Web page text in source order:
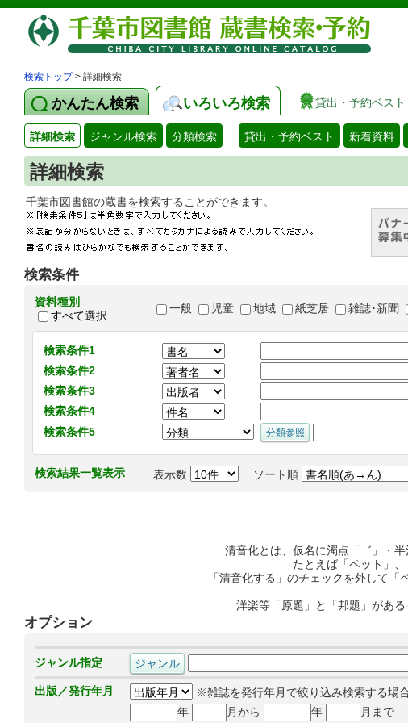
図
検索トップ> 詳細検索
かんたん検索 いろいろ検索 貸出・予約ベスト
詳細検索 ジャンル検索 分類検索 貸出・予約ベスト 新着資料
詳細検索
千葉市図書館の蔵書を検索することができます。 広
検索条件
資料種別
すべて選択
一般 児童 地域 紙芝居 雑誌･新聞
検索条件1
検索条件2
検索条件3
検索条件4
検索条件5
検索結果一覧表示 表示数 ソート順
清音化とは、仮名に濁点「゛」・
たとえば「ペット」
「清音化する」のチェックを外して
洋楽等「原題」と「邦題」があ
オプション
ジャンル指定
出版／発行年月
※雑誌を発行年月で絞り込み検索する場
年
月から 年 月まで